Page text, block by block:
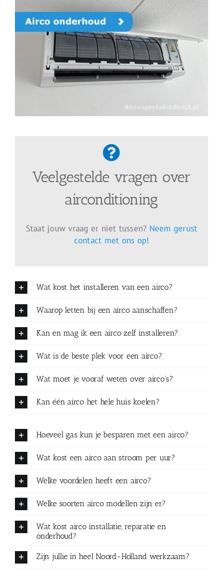
Veelgestelde vragen over
airconditioning
Staat jouw vraag er niet tussen? Neem gerust
contact met ons op!
Wat kost het installeren van een airco?
Waarop letten bij een airco aanschaffen?
Kan en mag ik een airco zelf installeren?
Wat is de beste plek voor een airco?
Wat moet je vooraf weten over airco's?
Kan één airco het hele huis koelen?
Hoeveel gas kun je besparen met een airco?
Wat kost een airco aan stroom per uur?
Welke voordelen heeft een airco?
Welke soorten airco modellen zijn er?
Wat kost airco installatie, reparatie en
onderhoud?
Zijn jullie in heel Noord-Holland werkzaam?